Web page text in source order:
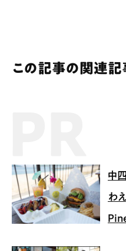
この記事の関連記
中
わ